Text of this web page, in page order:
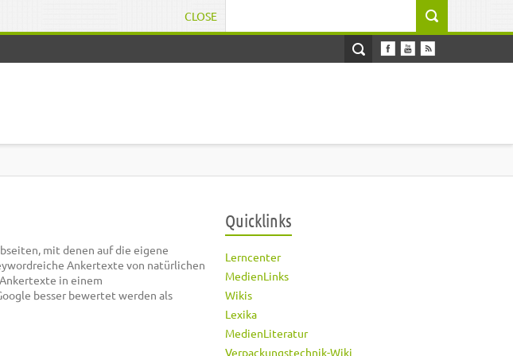
CLOSE
mit denen auf die eigene
Ankertexte von natürlichen
in einem
besser bewertet werden als
Quicklinks
Lerncenter
MedienLinks
Wikis
Lexika
MedienLiteratur
Verpackungstechnik-Wiki